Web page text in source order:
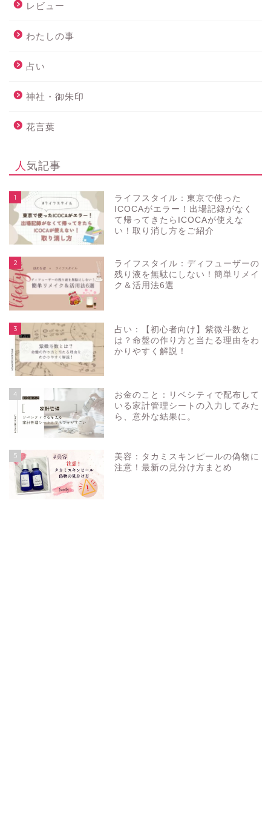
レビュー
わたしの事
占い
神社・御朱印
花言葉
人気記事
1
ライフスタイル：東京で使った
ICOCAがエラー！出場記録がなく
て帰ってきたらICOCAが使えな
い！取り消し方をご紹介
2
ライフスタイル：ディフューザーの
残り液を無駄にしない！簡単リメイ
ク＆活用法6選
3
占い：【初心者向け】紫微斗数と
は？命盤の作り方と当たる理由をわ
かりやすく解説！
4
お金のこと：リベシティで配布して
いる家計管理シートの入力してみた
ら、意外な結果に。
5
美容：タカミスキンピールの偽物に
注意！最新の見分け方まとめ